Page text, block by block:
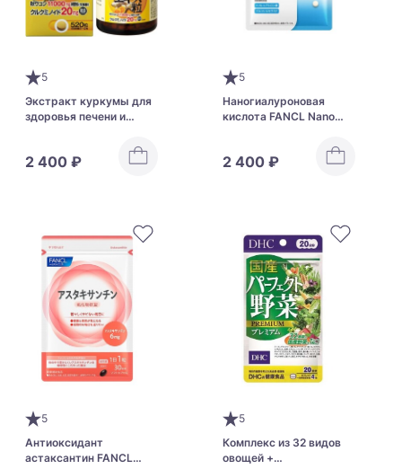
5
Экстракт куркумы для
здоровья печени и
организма Orihiro Ukon
Extract Grain
2 400 ₽
5
Наногиалуроновая
кислота FANCL Nano
2 400 ₽
5
Антиоксидант
астаксантин FANCL
5
Комплекс из 32 видов
овощей +